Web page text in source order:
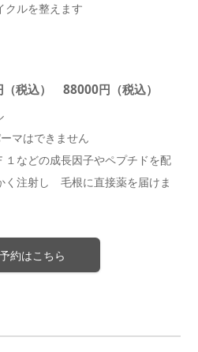
ルを整えます
税込） 88000円（税込）
マはできません
などの成長因子やペプチドを配
く注射し 毛根に直接薬を届けま
約はこちら